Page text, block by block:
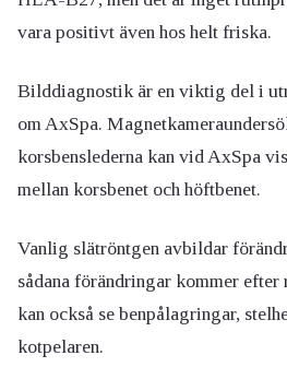
vara positivt även hos helt friska.
Bilddiagnostik är en viktig del i
om AxSpa.
korsbenslederna kan vid AxSpa
mellan korsbenet och höftbenet.
Vanlig slätröntgen avbildar
sådana förändringar kommer
kan också se benpålagringar,
kotpelaren.